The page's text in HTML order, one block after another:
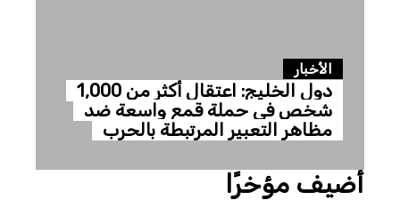
الأخبار
دول الخليج: اعتقال أكثر من 1,000
شخص في حملة قمع واسعة ضد
مظاهر التعبير المرتبطة بالحرب
أضيف مؤخرًا